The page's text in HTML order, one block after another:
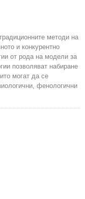
методи на
и конкурентно
от рода на модели за
позволяват набиране
могат да се
фенологични